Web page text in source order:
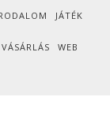
JÁTÉK
VÁSÁRLÁS WEB